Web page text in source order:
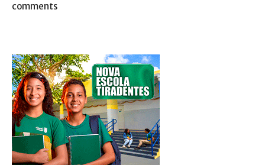
comments